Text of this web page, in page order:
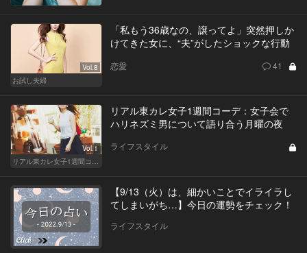
Vol.8
お試し夫婦
「私もう36歳なの、譲ってよ」突然押しか
けてきた女に、“夫”がしたショックな行動
恋愛 41
Vol.1
リアル東カレ女子1週間コーデ
リアル東カレ女子1週間コーデ：女子会で
ハリネズミ男について語り合う月曜の夜
ライフスタイル
【9/13（火）は、細かいことでイライラし
てしまいがち…】今日の運勢をチェック！
ライフスタイル